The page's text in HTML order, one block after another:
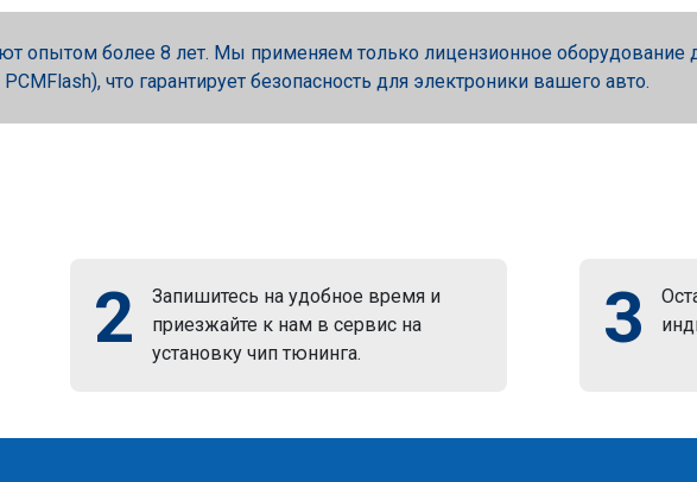
опытом более 8 лет. Мы применяем только лицензионное оборудование
что гарантирует безопасность для электроники вашего авто.
2
Запишитесь на удобное время и
приезжайте к нам в сервис на
установку чип тюнинга.
3